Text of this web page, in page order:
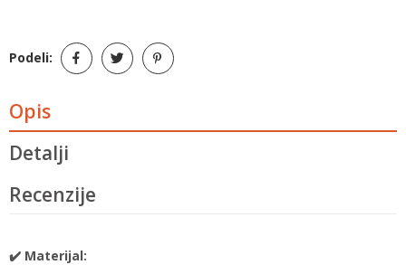
Podeli:
Opis
Detalji
Recenzije
✔️ Materijal: